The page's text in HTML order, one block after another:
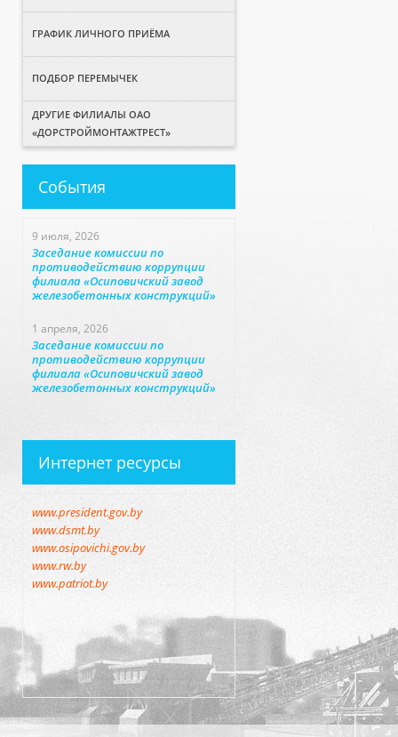
ГРАФИК ЛИЧНОГО ПРИЁМА
ПОДБОР ПЕРЕМЫЧЕК
ДРУГИЕ ФИЛИАЛЫ ОАО
«ДОРСТРОЙМОНТАЖТРЕСТ»
События
9 июля, 2026
Заседание комиссии по
противодействию коррупции
филиала «Осиповичский завод
железобетонных конструкций»
1 апреля, 2026
Заседание комиссии по
противодействию коррупции
филиала «Осиповичский завод
железобетонных конструкций»
Интернет ресурсы
www.president.gov.by
www.dsmt.by
www.osipovichi.gov.by
www.rw.by
www.patriot.by